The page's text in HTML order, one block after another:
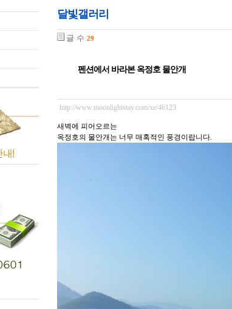
달빛갤러리
글 수 29
펜션에서 바라본 옥정호 물안개
http://www.moonlightstay.com/xe/46123
새벽에 피어오르는
옥정호의 물안개는 너무 매혹적인 풍경이랍니다.